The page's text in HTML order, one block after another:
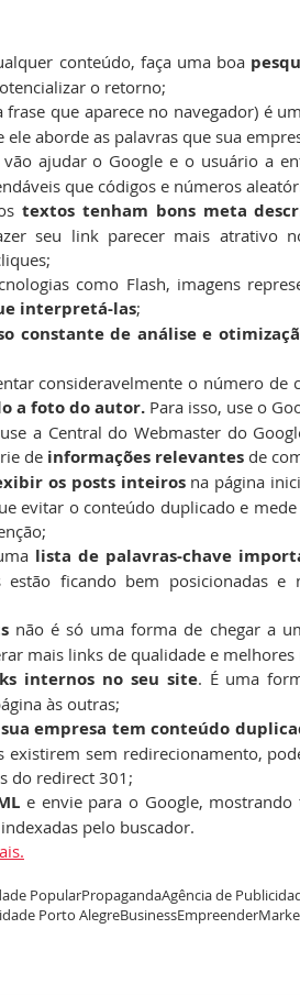
conteúdo, faça uma boa
o retorno;
frase que aparece no navegador) é
ele aborde as palavras que sua
vão ajudar o Google e o usuário a
que códigos e números
textos tenham bons meta
seu link parecer mais atrativo
interpretá-las;
constante de análise e
consideravelmente o número de
a foto do autor. Para isso, use o
a Central do Webmaster do
de informações relevantes de
os posts inteiros na página
evitar o conteúdo duplicado e
lista de palavras-chave
ficando bem posicionadas e
não é só uma forma de chegar a
mais links de qualidade e melhores
internos no seu site. É uma
às outras;
empresa tem conteúdo
existirem sem redirecionamento,
do redirect 301;
e envie para o Google,
pelo buscador.
PopularPropagandaAgência de
Porto AlegreBusinessEmpreender